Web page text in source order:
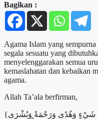
Bagikan :
Agama Islam yang
segala sesuatu yang
menyelenggarakan semua
kemaslahatan dan kebaikan
agama.
Allah Ta’ala berfirman,
{وَنزلْنَا عَلَيْكَ الْكِتَابَ تِبْيَانًا لِكُلِّ شَيْءٍ وَهُدًى وَرَحْمَةً وَبُشْرَى